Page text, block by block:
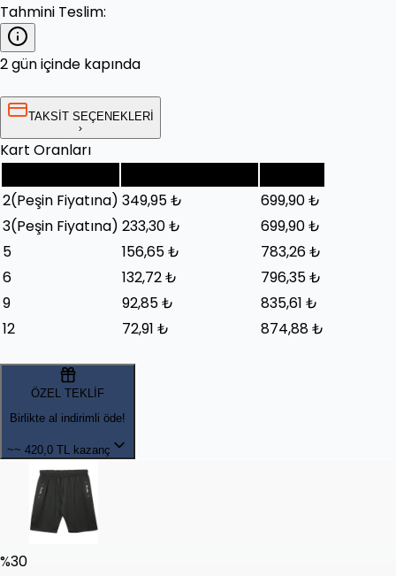
Tahmini Teslim:
2 gün içinde kapında
TAKSİT SEÇENEKLERİ
Kart Oranları
2(Peşin Fiyatına) 349,95 ₺
699,90 ₺
3(Peşin Fiyatına) 233,30 ₺
699,90 ₺
5
156,65 ₺
783,26 ₺
6
132,72 ₺
796,35 ₺
9
92,85 ₺
835,61 ₺
12
72,91 ₺ 874,88 ₺
ÖZEL TEKLİF
Birlikte al indirimli öde!
~~ 420,0 TL kazanç
%30